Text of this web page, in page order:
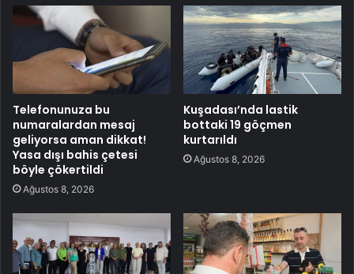
Telefonunuza bu
numaralardan mesaj
geliyorsa aman dikkat!
Yasa dışı bahis çetesi
böyle çökertildi
Ağustos 8, 2026
Kuşadası’nda lastik
bottaki 19 göçmen
kurtarıldı
Ağustos 8, 2026